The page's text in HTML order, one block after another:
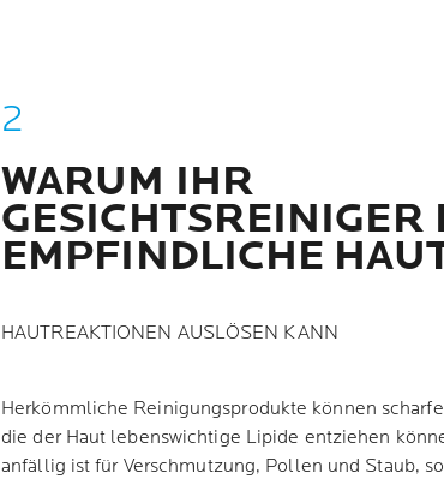
WARUM IHR
GESICHTSREINIGER
EMPFINDLICHE
HAUTREAKTIONEN AUSLÖSEN KANN
Herkömmliche Reinigungsprodukte können
die der Haut lebenswichtige Lipide entziehen
anfällig ist für Verschmutzung, Pollen und Staub,